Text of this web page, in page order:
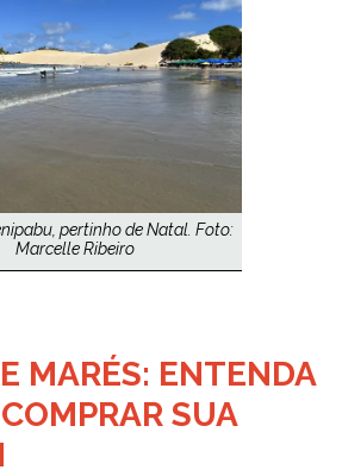
pertinho de Natal. Foto:
Marcelle Ribeiro
MARÉS: ENTENDA
SUA